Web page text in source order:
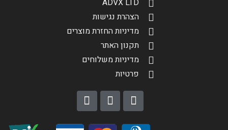
ADVX LTD
הצהרת נגישות
מדיניות החזרת מוצרים
תקנון האתר
מדיניות משלוחים
פרטיות